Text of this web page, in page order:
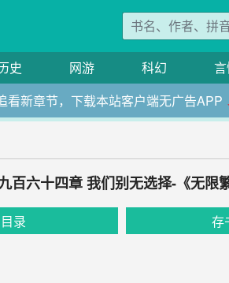
史 网游 科幻
看新章节，下载本站客户端无广告APP
百六十四章 我们别无选择-《无限
目录 存